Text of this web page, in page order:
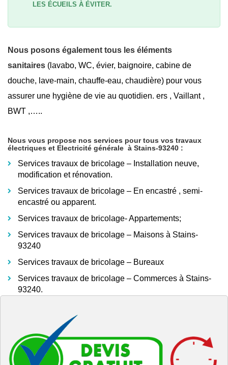
LES ÉCUEILS À ÉVITER.
Nous posons également tous les éléments
sanitaires (lavabo, WC, évier, baignoire, cabine de
douche, lave-main, chauffe-eau, chaudière) pour vous
assurer une hygiène de vie au quotidien. ers , Vaillant ,
BWT ,…..
Nous vous propose nos services pour tous vos travaux
électriques et Electricité générale à Stains-93240 :
Services travaux de bricolage – Installation neuve,
modification et rénovation.
Services travaux de bricolage – En encastré , semi-
encastré ou apparent.
Services travaux de bricolage- Appartements;
Services travaux de bricolage – Maisons à Stains-
93240
Services travaux de bricolage – Bureaux
Services travaux de bricolage – Commerces à Stains-
93240.